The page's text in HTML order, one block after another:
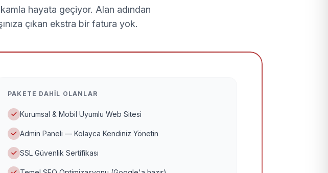
hayata geçiyor. Alan adından
çıkan ekstra bir fatura yok.
PAKETE DAHIL OLANLAR
Kurumsal & Mobil Uyumlu Web Sitesi
Admin Paneli — Kolayca Kendiniz Yönetin
SSL Güvenlik Sertifikası